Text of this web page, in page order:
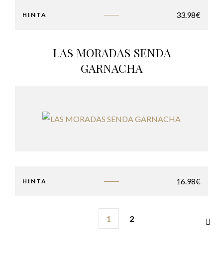
HINTA 33.98€
LAS MORADAS SENDA
GARNACHA
HINTA 16.98€
1 2